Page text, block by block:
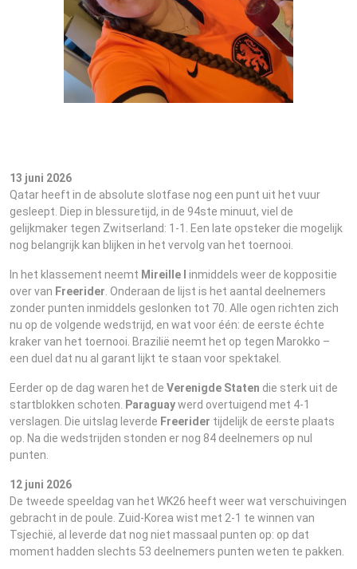
13 juni 2026
Qatar heeft in de absolute slotfase nog een punt uit het vuur
gesleept. Diep in blessuretijd, in de 94ste minuut, viel de
gelijkmaker tegen Zwitserland: 1-1. Een late opsteker die mogelijk
nog belangrijk kan blijken in het vervolg van het toernooi.
In het klassement neemt Mireille I
inmiddels weer de koppositie
over van Freerider . Onderaan de lijst is het aantal deelnemers
zonder punten inmiddels geslonken tot 70. Alle ogen richten zich
nu op de volgende wedstrijd, en wat voor één: de eerste échte
kraker van het toernooi. Brazilië neemt het op tegen Marokko –
een duel dat nu al garant lijkt te staan voor spektakel.
Eerder op de dag waren het de Verenigde Staten die sterk uit de
startblokken schoten.
Paraguaywerd overtuigend met 4-1
verslagen. Die uitslag leverde Freerider tijdelijk de eerste plaats
op. Na die wedstrijden stonden er nog 84 deelnemers op nul
punten.
12 juni 2026
De tweede speeldag van het WK26 heeft weer wat verschuivingen
gebracht in de poule. Zuid-Korea wist met 2-1 te winnen van
Tsjechië, al leverde dat nog niet massaal punten op: op dat
moment hadden slechts 53 deelnemers punten weten te pakken.